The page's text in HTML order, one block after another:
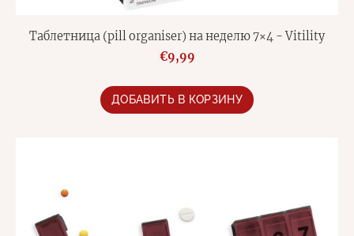
Таблетница (pill organiser) на неделю 7×4 - Vitility
€9,99
ДОБАВИТЬ В КОРЗИНУ